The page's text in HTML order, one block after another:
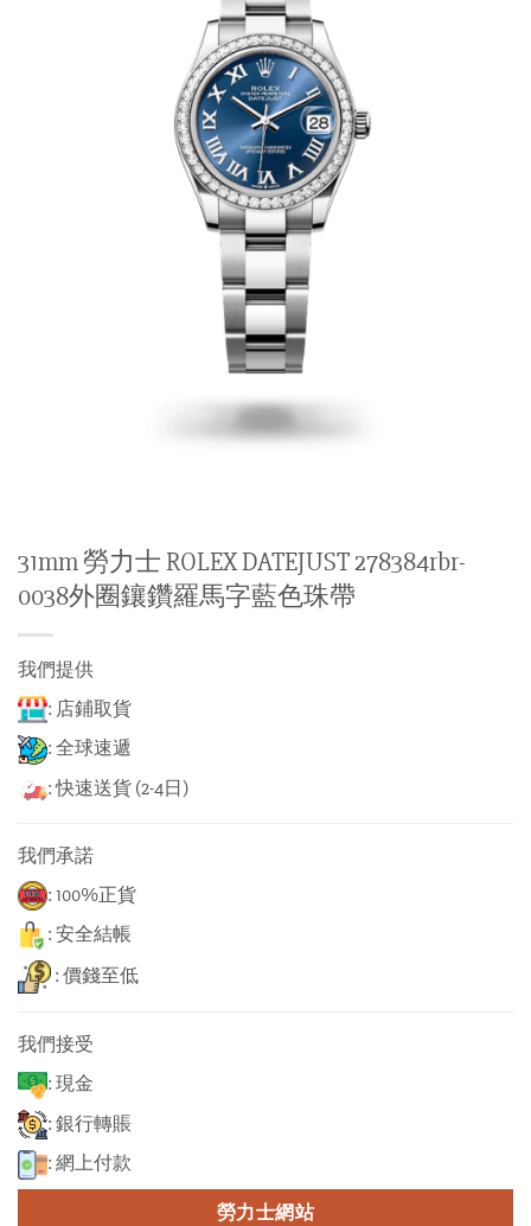
31mm 勞力士 ROLEX DATEJUST 278384rbr-
0038外圈鑲鑽羅馬字藍色珠帶
我們提供
: 店鋪取貨
: 全球速遞
: 快速送貨 (2-4日)
我們承諾
: 100%正貨
: 安全結帳
: 價錢至低
我們接受
: 現金
: 銀行轉賬
: 網上付款
勞力士網站